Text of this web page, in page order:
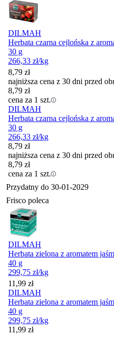
DILMAH
Herbata czarna cejlońska z
30 g
266,33 zł/kg
8,79 zł
najniższa cena z 30 dni przed
8,79 zł
cena za 1 szt.
DILMAH
Herbata czarna cejlońska z
30 g
266,33 zł/kg
8,79 zł
najniższa cena z 30 dni przed
8,79 zł
cena za 1 szt.
Przydatny do 30-01-2029
Frisco poleca
DILMAH
Herbata zielona z aromatem
40 g
299,75 zł/kg
Cena
11,99 zł
DILMAH
Herbata zielona z aromatem
40 g
299,75 zł/kg
Cena
11,99 zł